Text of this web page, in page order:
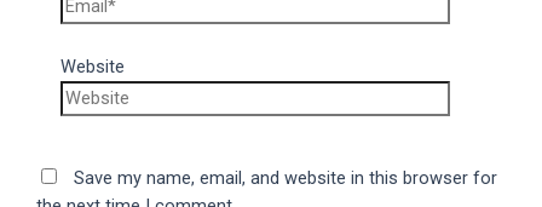
Website
Save my name, email, and website in this browser for